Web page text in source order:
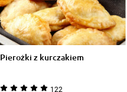
Pierożki z kurczakiem
122